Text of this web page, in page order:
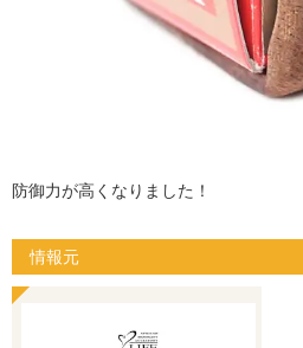
防御力が高くなりました！
情報元